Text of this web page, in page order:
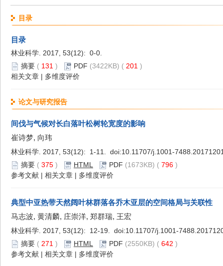
目录
目录
林业科学. 2017, 53(12): 0-0.
摘要 ( 131 ) PDF (3422KB) ( 201 )
相关文章 | 多维度评价
论文与研究报告
间伐与气候对长白落叶松树轮宽度的影响
崔诗梦, 向玮
林业科学. 2017, 53(12): 1-11. doi:10.11707/j.1001-
摘要 ( 375 ) HTML PDF (1673KB) ( 796 )
参考文献 | 相关文章 | 多维度评价
典型中亚热带天然阔叶林群落各乔木亚层的空间格局与关联性
马志波, 黄清麟, 庄崇洋, 郑群瑞, 王宏
林业科学. 2017, 53(12): 12-19. doi:10.11707/j.1001-
摘要 ( 271 ) HTML PDF (2550KB) ( 642 )
参考文献 | 相关文章 | 多维度评价